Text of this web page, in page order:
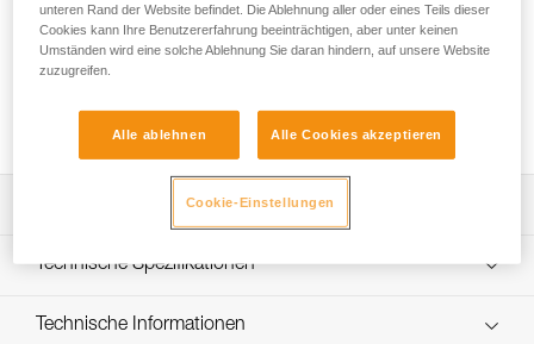
Gelände wie Felsen, Mehrseillängenrouten und
Hochgebirge. Das Set enthält sechs SPIRIT-Karabiner mit
gebogenem Schnapper in unterschiedlichen Farben (Grau,
Violett, Grün, Rot, Gelb und Blau), die auf die
Leistungsverzeichnis
- Das Keylock-System verhindert, dass sich der Karabiner
verhakt.
Technische Spezifikationen
Einzelgewicht: 37 g
Technische Informationen
unteren Rand der Website befindet. Die Ablehnung aller oder eines Teils dieser
Cookies kann Ihre Benutzererfahrung beeinträchtigen, aber unter keinen
Umständen wird eine solche Ablehnung Sie daran hindern, auf unsere Website
zuzugreifen.
Alle ablehnen Alle Cookies akzeptieren
Cookie-Einstellungen